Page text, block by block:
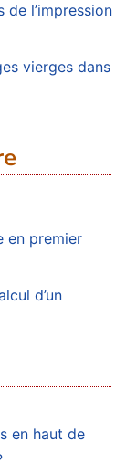
l’impression
vierges dans
en premier
d’un
en haut de